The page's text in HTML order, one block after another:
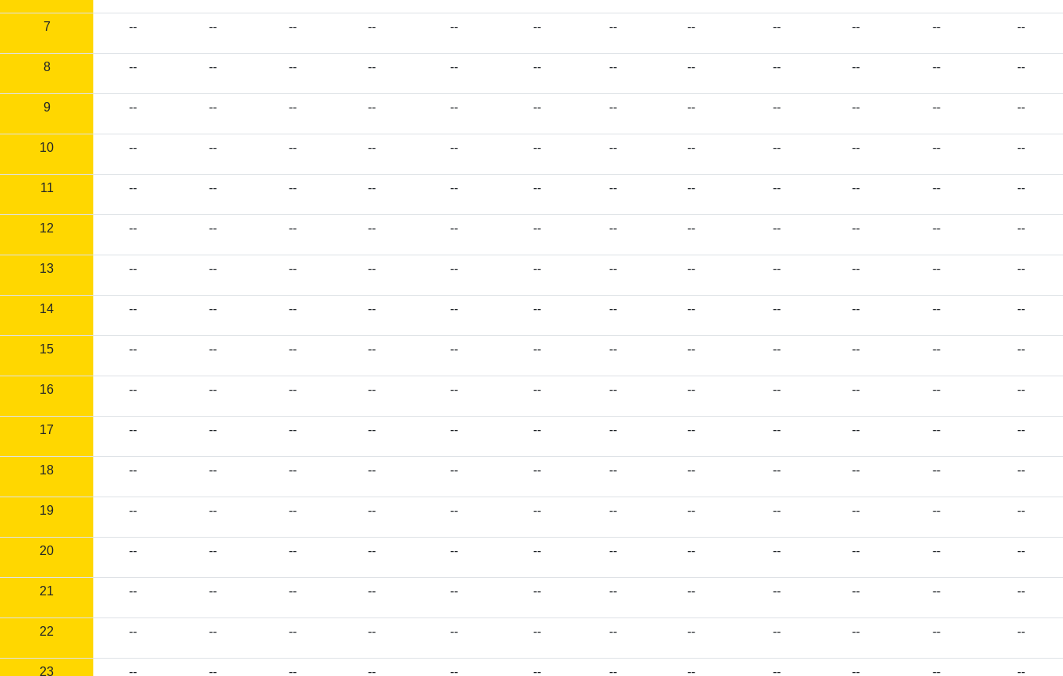
7 -- -- -- -- -- -- -- -- -- -- -- --
8 -- -- -- -- -- -- -- -- -- -- -- --
9 -- -- -- -- -- -- -- -- -- -- -- --
10 -- -- -- -- -- -- -- -- -- -- -- --
11 -- -- -- -- -- -- -- -- -- -- -- --
12 -- -- -- -- -- -- -- -- -- -- -- --
13 -- -- -- -- -- -- -- -- -- -- -- --
14 -- -- -- -- -- -- -- -- -- -- -- --
15 -- -- -- -- -- -- -- -- -- -- -- --
16 -- -- -- -- -- -- -- -- -- -- -- --
17 -- -- -- -- -- -- -- -- -- -- -- --
18 -- -- -- -- -- -- -- -- -- -- -- --
19 -- -- -- -- -- -- -- -- -- -- -- --
20 -- -- -- -- -- -- -- -- -- -- -- --
21 -- -- -- -- -- -- -- -- -- -- -- --
22 -- -- -- -- -- -- -- -- -- -- -- --
23 -- -- -- -- -- -- -- -- -- -- -- --